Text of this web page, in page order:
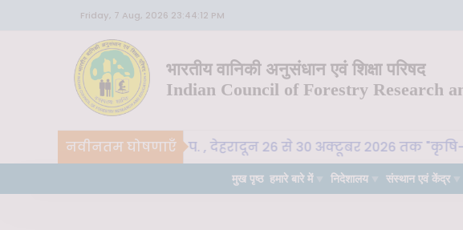
Friday, 7 Aug, 2026 23:44:12 PM
भारतीय वानिकी अनुसंधान एवं शिक्षा परिषद
Indian Council of Forestry Research
नवीनतम घोषणाएँ
CoE-SLM, भा. वा. अ. शि. प. , देहरादून 26 से 30 अक्टूबर 2026 तक
मुख पृष्ठ हमारे बारे में निदेशालय संस्थान एवं केंद्र